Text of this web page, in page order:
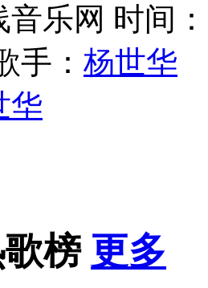
乐网 时间
手： 杨世华
华
榜 更多